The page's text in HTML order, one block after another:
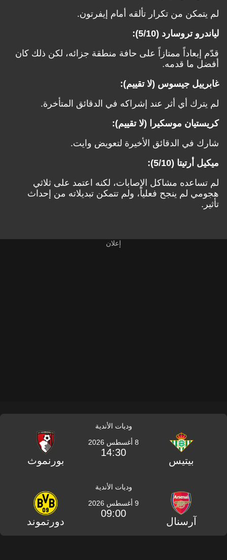
لم يتمكن من تكرار تألقه أمام إيفرتون.
لياندرو تروسارد (5/10):
قدّم إبعاداً ممتازاً على حافة منطقة جزائه، لكن ذلك كان
أفضل ما قدمه.
غابرييل جيسوس (لا تقييم):
لم يترك أي أثر عند إشراكه في الدقائق المتأخرة.
كريستيان موسكيرا (لا تقييم):
شارك في الدقائق الأخيرة لتعويض وايت.
ميكيل أرتيتا (5/10):
لم تساعده مشاكل الإصابات، لكنه اعتمد على ثلاثي
هجومي لم ينجح فعلياً، ولم تتمكن تبديلاته من إحداث
تأثير.
وديات الأندية
بيتيس
8 أغسطس 2026
14:30
بورنموث
وديات الأندية
آرسنال
9 أغسطس 2026
09:00
دورتموند